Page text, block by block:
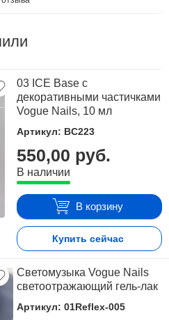
03 ICE Base с
декоративными частичками
Vogue Nails, 10 мл
Артикул: BC223
550,00 руб.
В наличии
В корзину
Купить сейчас
Светомузыка Vogue Nails
светоотражающий гель-лак
Артикул: 01Reflex-005